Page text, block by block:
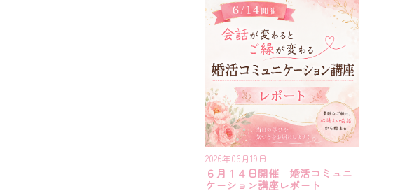
2026年06月19日
６月１４日開催 婚活コミュニ
ケーション講座レポート